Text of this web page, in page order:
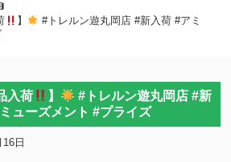
】
#トレルン遊丸岡店 #新入荷 #アミ
入荷 】
#トレルン遊丸岡店 #新
ューズメント #プライズ
日